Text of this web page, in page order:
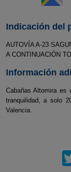
Indicación del
AUTOVÍA A-23
A CONTINUACIÓN
Información
Cabañas Altomira
tranquilidad, a solo
Valencia.